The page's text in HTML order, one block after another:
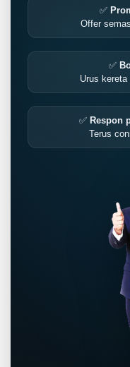
✅
Offer
✅
Urus kereta
✅ Respon
Terus